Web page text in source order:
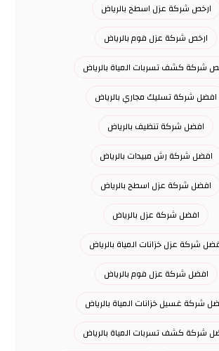
ارخص شركة عزل اسطح بالرياض
ارخص شركة عزل فوم بالرياض
شركة كشف تسربات المياة بالرياض
افضل شركة تسليك مجاري بالرياض
افضل شركة تنظيف بالرياض
افضل شركة رش مبيدات بالرياض
افضل شركة عزل اسطح بالرياض
افضل شركة عزل بالرياض
شركة عزل خزانات المياة بالرياض
افضل شركة عزل فوم بالرياض
شركة غسيل خزانات المياة بالرياض
شركة كشف تسربات المياة بالرياض